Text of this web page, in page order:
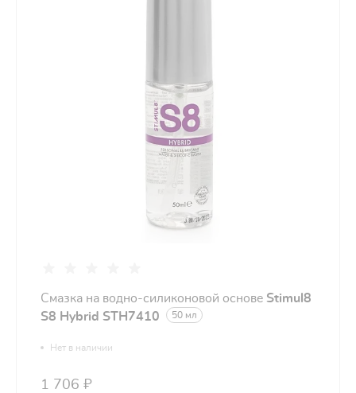
Cмазка на водно-силиконовой основе Stimul8
S8 Hybrid STH7410
50 мл
Нет в наличии
1 706 ₽